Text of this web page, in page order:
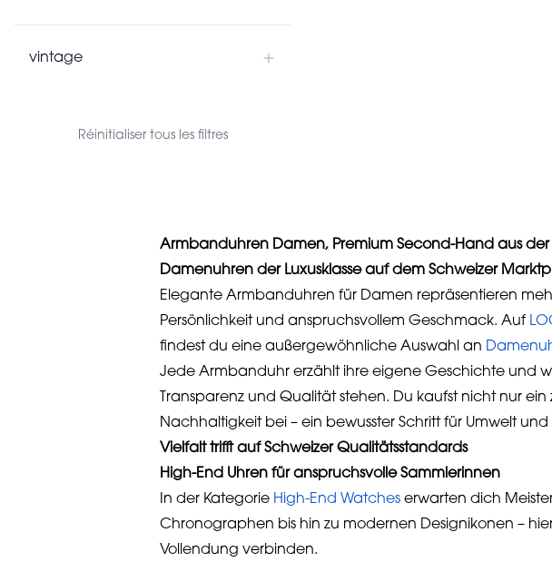
vintage
Réinitialiser tous les filtres
Armbanduhren Damen, Premium Second-Hand aus der
Damenuhren der Luxusklasse auf dem Schweizer
Elegante Armbanduhren für Damen repräsentieren
Persönlichkeit und anspruchsvollem Geschmack. Auf
findest du eine außergewöhnliche Auswahl an
Jede Armbanduhr erzählt ihre eigene Geschichte und
Transparenz und Qualität stehen. Du kaufst nicht nur
Nachhaltigkeit bei – ein bewusster Schritt für Umwelt und
Vielfalt trifft auf Schweizer Qualitätsstandards
High-End Uhren für anspruchsvolle Sammlerinnen
In der Kategorie High-End Watches erwarten dich
Chronographen bis hin zu modernen Designikonen –
Vollendung verbinden.